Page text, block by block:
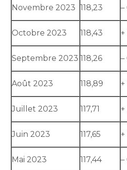
Novembre 2023 118,23 –
Octobre 2023 118,43 +
Septembre 2023 118,26 –
Août 2023 118,89 +
Juillet 2023 117,71 +
Juin 2023 117,65 +
Mai 2023 117,44 –